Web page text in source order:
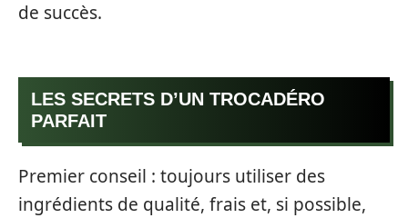
de succès.
LES SECRETS D’UN TROCADÉRO
PARFAIT
Premier conseil : toujours utiliser des
ingrédients de qualité, frais et, si possible,